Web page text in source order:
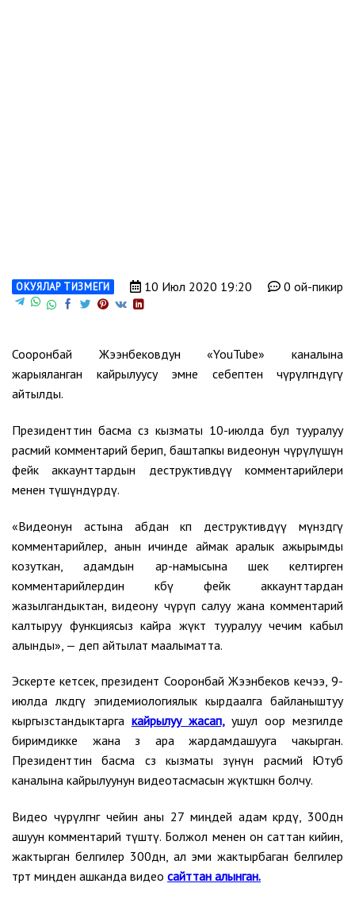
ОКУЯЛАР ТИЗМЕГИ 10 Июл 2020 19:20 0 ой-пикир
Сооронбай Жээнбековдун «YouTube» каналына
жарыяланган кайрылуусу эмне себептен өчүрүлгөндүгү
айтылды.
Президенттин басма сөз кызматы 10-июлда бул тууралуу
расмий комментарий берип, баштапкы видеонун өчүрүлүшүн
фейк аккаунттардын деструктивдүү комментарийлери
менен түшүндүрдү.
«Видеонун астына абдан көп деструктивдүү мүнөздөгү
комментарийлер, анын ичинде аймак аралык ажырымды
козуткан, адамдын ар-намысына шек келтирген
комментарийлердин көбү фейк аккаунттардан
жазылгандыктан, видеону өчүрүп салуу жана комментарий
калтыруу функциясыз кайра жүктөө тууралуу чечим кабыл
алынды», — деп айтылат маалыматта.
Эскерте кетсек, президент Сооронбай Жээнбеков кечээ, 9-
июлда өлкөдөгү эпидемиологиялык кырдаалга байланыштуу
кыргызстандыктарга кайрылуу жасап,ушул оор мезгилде
биримдикке жана өз ара жардамдашууга чакырган.
Президенттин басма сөз кызматы өзүнүн расмий Ютуб
каналына кайрылуунун видеотасмасын жүктөшкөн болчу.
Видео өчүрүлгөнгө чейин аны 27 миңдей адам көрдү, 300дөн
ашуун комментарий түштү. Болжол менен он саттан кийин,
жактырган белгилер 300дөн, ал эми жактырбаган белгилер
төрт миңден ашканда видео сайттан алынган.